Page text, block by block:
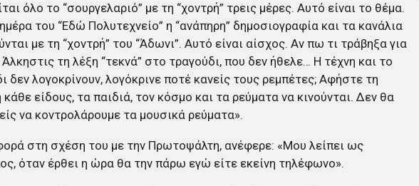
όλο το “σουργελαριό” με τη “χοντρή” τρεις μέρες. Αυτό είναι το θέμα.
του “Εδώ Πολυτεχνείο” η “ανάπηρη” δημοσιογραφία και τα κανάλια
με τη “χοντρή” του “Άδωνι”. Αυτό είναι αίσχος. Αν πω τι τράβηξα για
Άλκηστις τη λέξη “τεκνά” στο τραγούδι, που δεν ήθελε… Η τέχνη και το
δεν λογοκρίνουν, λογόκρινε ποτέ κανείς τους ρεμπέτες; Αφήστε τη
κάθε είδους, τα παιδιά, τον κόσμο και τα ρεύματα να κινούνται. Δεν θα
να κοντρολάρουμε τα μουσικά ρεύματα».
στη σχέση του με την Πρωτοψάλτη, ανέφερε: «Μου λείπει ως
όταν έρθει η ώρα θα την πάρω εγώ είτε εκείνη τηλέφωνο».